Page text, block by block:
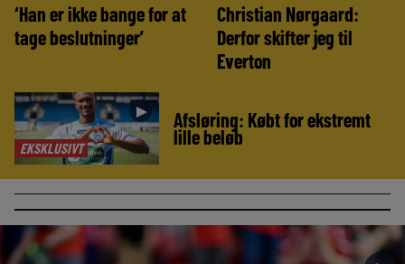
‘Han er ikke bange for at
tage beslutninger’
Christian Nørgaard:
Derfor skifter jeg til
Everton
EKSKLUSIVT
► Afsløring: Købt for ekstremt
lille beløb